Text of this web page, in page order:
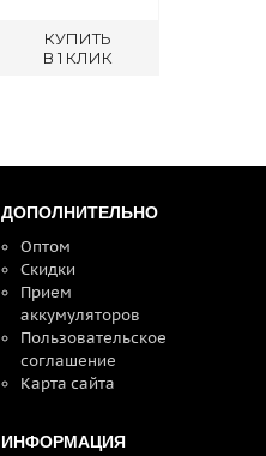
КУПИТЬ
В 1 КЛИК
ДОПОЛНИТЕЛЬНО
Оптом
Скидки
Прием
аккумуляторов
Пользовательское
соглашение
Карта сайта
ИНФОРМАЦИЯ